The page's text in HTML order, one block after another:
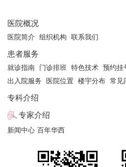
呼吸系统感染性疾病及呼吸重症
门诊时间：
周四全天（上锦医院）
周三下午（华西医院）
注：具体门诊医生坐诊信息以院
医院概况
医院简介 组织机构 联系我们
患者服务
就诊指南 门诊排班 特色技术 预约挂
出入院服务
医院位置 楼宇分布 常见
专科介绍
专家介绍
新闻中心 百年华西